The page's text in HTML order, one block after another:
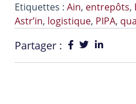
Etiquettes : Ain, entrepôts,
Astr’in, logistique, PIPA,
Partager :